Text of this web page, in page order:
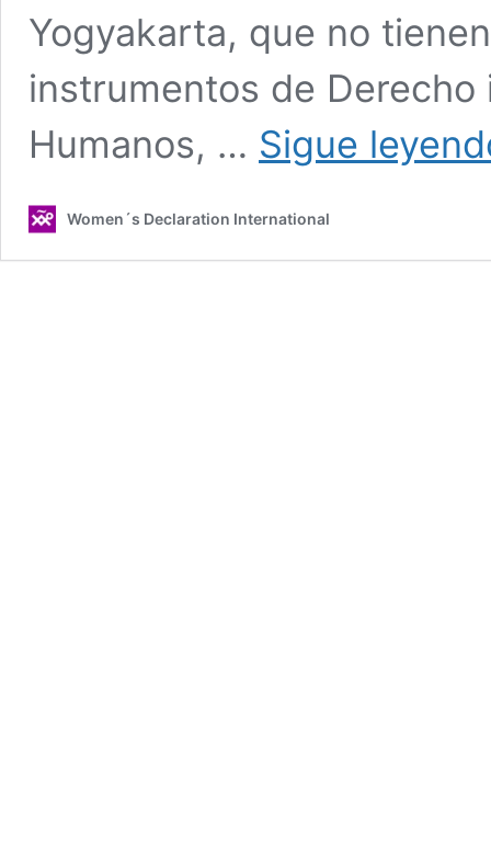
Yogyakarta, que no
instrumentos de
Humanos, … Sigue
Women´s Declaration International